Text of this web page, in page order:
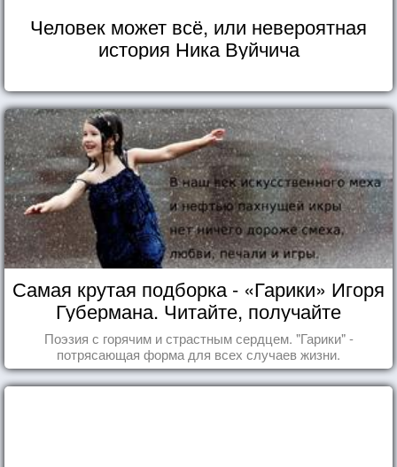
Человек может всё, или невероятная
история Ника Вуйчича
Самая крутая подборка - «Гарики» Игоря
Губермана. Читайте, получайте
удовольствие!
Поэзия с горячим и страстным сердцем. "Гарики" -
потрясающая форма для всех случаев жизни.